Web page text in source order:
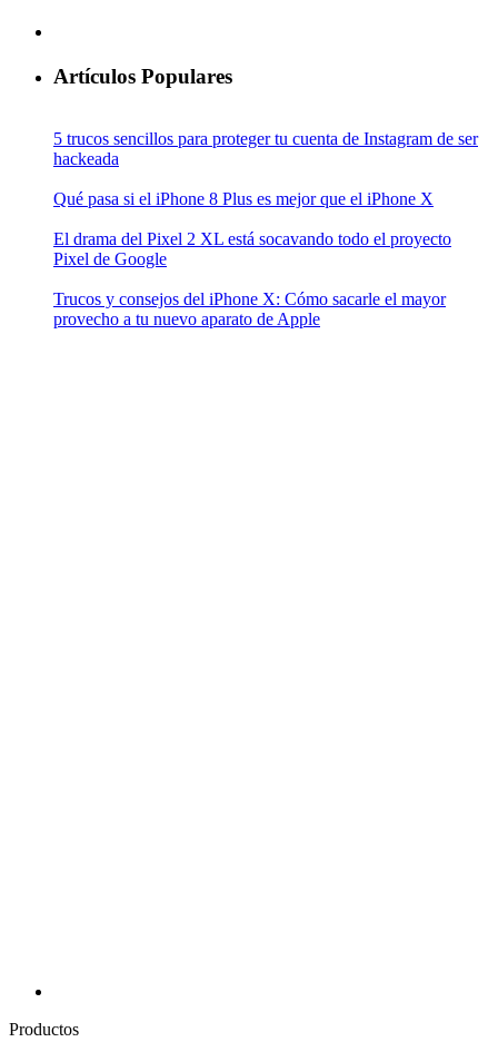
Artículos Populares
5 trucos sencillos para proteger tu cuenta de Instagram de ser
hackeada
Qué pasa si el iPhone 8 Plus es mejor que el iPhone X
El drama del Pixel 2 XL está socavando todo el proyecto
Pixel de Google
Trucos y consejos del iPhone X: Cómo sacarle el mayor
provecho a tu nuevo aparato de Apple
Productos